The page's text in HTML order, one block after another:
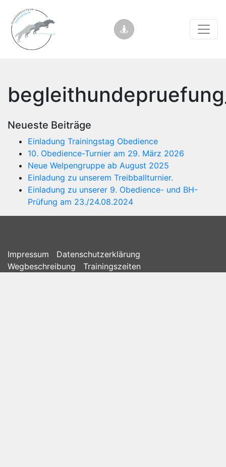
Neueste Beiträge
Einladung Trainingstag Obedience
10. Obedience-Turnier am 29. März 2026
Neue Welpengruppe ab August 2025
Einladung zu unserem Treibballturnier.
Einladung zu unserer 9. Obedience- und BH-
Prüfung am 23./24.08.2024
Impressum
Datenschutzerklärung
Wegbeschreibung
Trainingszeiten